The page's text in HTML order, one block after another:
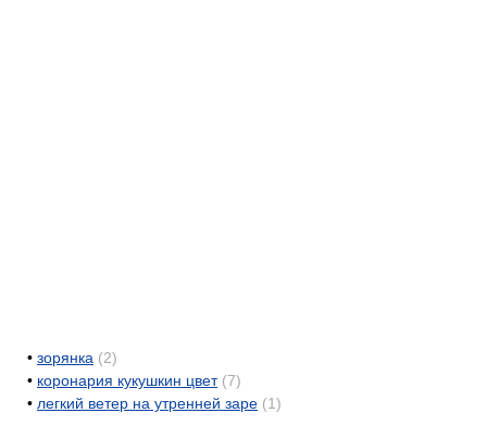
• зорянка (2)
• коронария кукушкин цвет (7)
• легкий ветер на утренней заре (1)